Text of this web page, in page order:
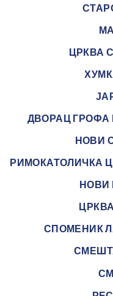
ЦРКВА
ДВОРАЦ ГРОФА
НОВИ
РИМОКАТОЛИЧКА
НОВИ
СПОМЕНИК